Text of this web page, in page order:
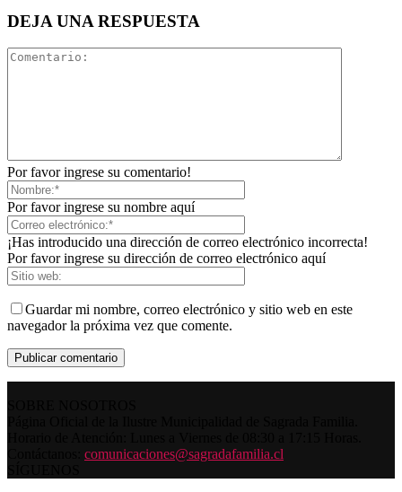
DEJA UNA RESPUESTA
Por favor ingrese su comentario!
Por favor ingrese su nombre aquí
¡Has introducido una dirección de correo electrónico incorrecta!
Por favor ingrese su dirección de correo electrónico aquí
Guardar mi nombre, correo electrónico y sitio web en este
navegador la próxima vez que comente.
comunicaciones@sagradafamilia.cl